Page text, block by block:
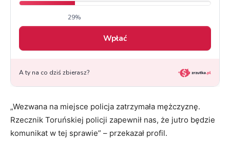
„Wezwana na miejsce policja zatrzymała mężczyznę.
Rzecznik Toruńskiej policji zapewnił nas, że jutro będzie
komunikat w tej sprawie” – przekazał profil.